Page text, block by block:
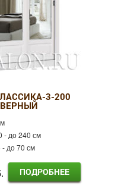
3-200
- до 240 см
- до 70 см
ПОДРОБНЕЕ